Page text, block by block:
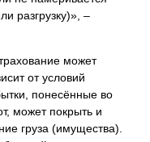
разгрузку)», –
может
от условий
понесённые во
может покрыть и
груза (имущества).